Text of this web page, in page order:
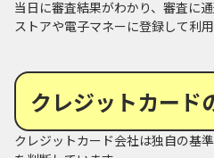
当日に審査結果がわかり、審査に
ストアや電子マネーに登録して利用
クレジットカード
クレジットカード会社は独自の基